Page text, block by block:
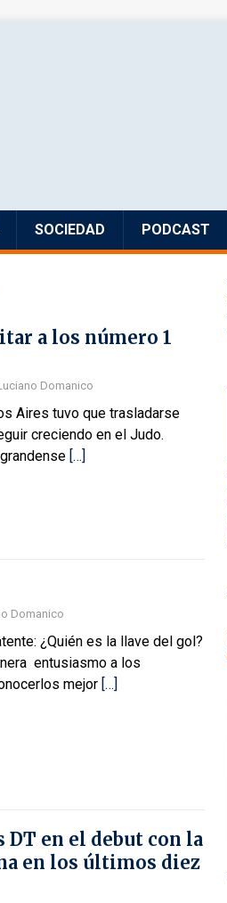
SOCIEDAD PODCAST
a los número 1
Domanico
Aires tuvo que trasladarse
creciendo en el Judo.
[…]
Domanico
¿Quién es la llave del gol?
entusiasmo a los
mejor […]
DT en el debut con la
en los últimos diez